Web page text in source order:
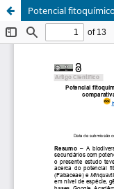
Potencial